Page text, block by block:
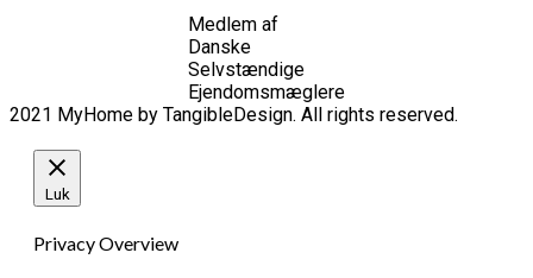
Medlem af
Danske
Selvstændige
Ejendomsmæglere
2021 MyHome by TangibleDesign. All rights reserved.
Luk
Privacy Overview